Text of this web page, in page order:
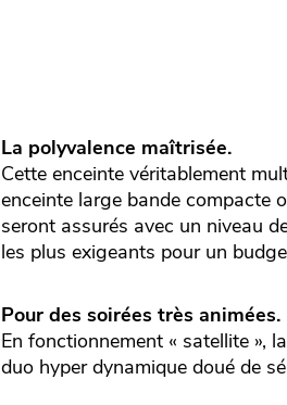
La polyvalence maîtrisée.
Cette enceinte véritablement
enceinte large bande compacte
seront assurés avec un niveau
les plus exigeants pour un
Pour des soirées très animées.
En fonctionnement « satellite »,
duo hyper dynamique doué de